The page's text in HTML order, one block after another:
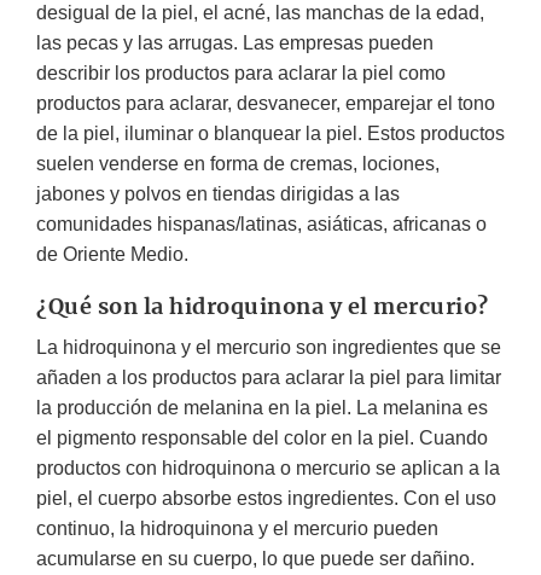
desigual de la piel, el acné, las manchas de la edad,
las pecas y las arrugas. Las empresas pueden
describir los productos para aclarar la piel como
productos para aclarar, desvanecer, emparejar el tono
de la piel, iluminar o blanquear la piel. Estos productos
suelen venderse en forma de cremas, lociones,
jabones y polvos en tiendas dirigidas a las
comunidades hispanas/latinas, asiáticas, africanas o
de Oriente Medio.
¿Qué son la hidroquinona y el mercurio?
La hidroquinona y el mercurio son ingredientes que se
añaden a los productos para aclarar la piel para limitar
la producción de melanina en la piel. La melanina es
el pigmento responsable del color en la piel. Cuando
productos con hidroquinona o mercurio se aplican a la
piel, el cuerpo absorbe estos ingredientes. Con el uso
continuo, la hidroquinona y el mercurio pueden
acumularse en su cuerpo, lo que puede ser dañino.